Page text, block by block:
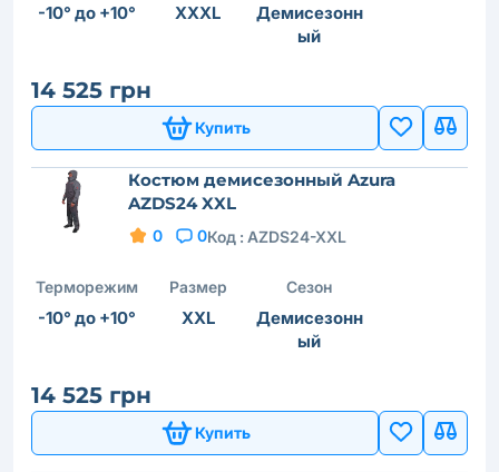
-10° до +10° XXXL
Демисезонн
ый
14 525 грн
Купить
Костюм демисезонный Azura
AZDS24 XXL
0 0Код : AZDS24-XXL
Терморежим
-10° до +10°
Размер
XXL
Сезон
Демисезонн
ый
14 525 грн
Купить